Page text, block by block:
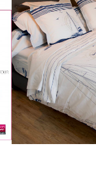
Drap
54,00 €